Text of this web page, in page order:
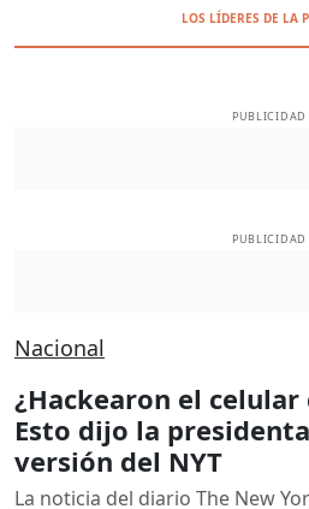
LOS LÍDERES DE LA
PUBLICIDAD
PUBLICIDAD
Nacional
¿Hackearon el celular
Esto dijo la
versión del NYT
La noticia del diario The New